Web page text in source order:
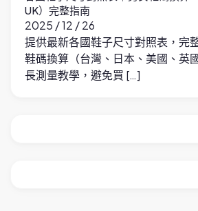
UK）完整指南
2025 / 12 / 26
提供最新各國鞋子尺寸對照表，完
鞋碼換算（台灣、日本、美國、英
長測量教學，避免買 […]